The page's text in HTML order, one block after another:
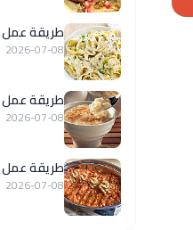
طريقة عمل
2026-07-08
طريقة عمل رز
2026-07-08
طريقة عمل
2026-07-08